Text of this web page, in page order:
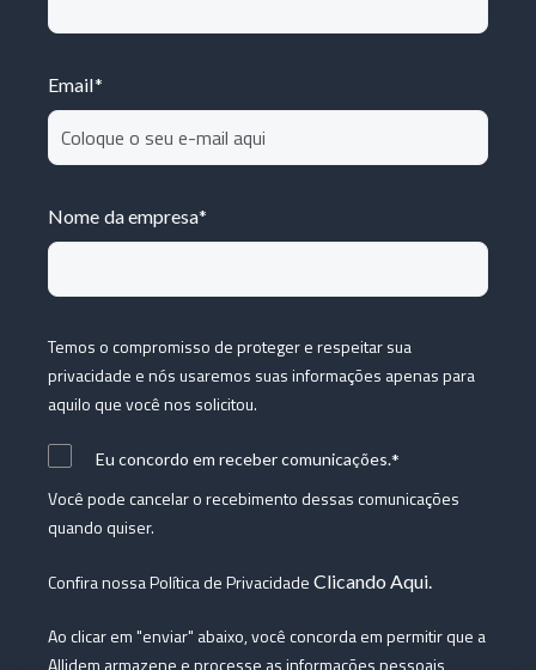
Email*
Nome da empresa*
Temos o compromisso de proteger e respeitar sua
privacidade e nós usaremos suas informações apenas para
aquilo que você nos solicitou.
Eu concordo em receber comunicações.*
Você pode cancelar o recebimento dessas comunicações
quando quiser.
Confira nossa Política de Privacidade Clicando Aqui.
Ao clicar em "enviar" abaixo, você concorda em permitir que a
Allidem armazene e processe as informações pessoais